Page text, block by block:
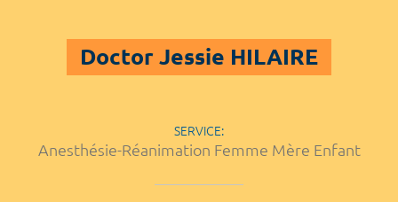
Doctor Jessie HILAIRE
SERVICE:
Anesthésie-Réanimation Femme Mère Enfant